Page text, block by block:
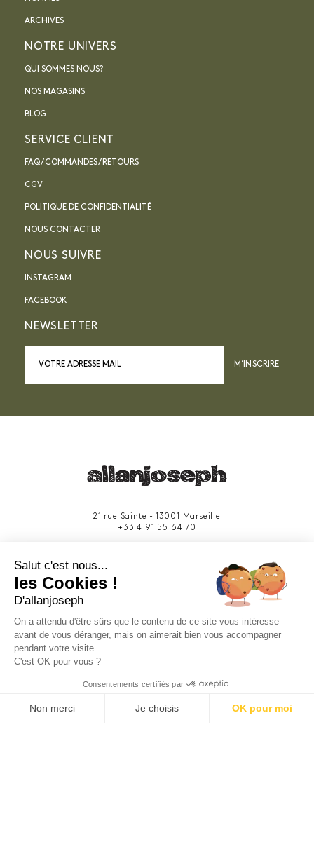
ARCHIVES
NOTRE UNIVERS
QUI SOMMES NOUS?
NOS MAGASINS
BLOG
SERVICE CLIENT
FAQ / COMMANDES / RETOURS
CGV
POLITIQUE DE CONFIDENTIALITÉ
NOUS CONTACTER
NOUS SUIVRE
INSTAGRAM
FACEBOOK
NEWSLETTER
M’INSCRIRE
21 rue Sainte - 13001 Marseille
+33 4 91 55 64 70
Provence-Alpes-Côte d'Azur.
Salut c'est nous...
les Cookies !
D'allanjoseph
On a attendu d'être sûrs que le contenu de ce site vous intéresse
avant de vous déranger, mais on aimerait bien vous accompagner
pendant votre visite...
C'est OK pour vous ?
Consentements certifiés par
Non merci Je choisis OK pour moi